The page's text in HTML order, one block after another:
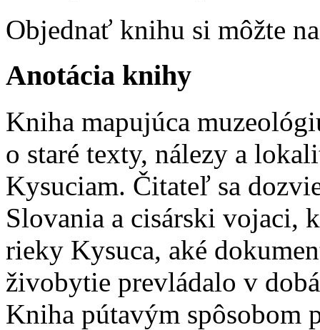
Objednať knihu si môžte
Anotácia knihy
Kniha mapujúca
o staré texty, nálezy a
Kysuciam. Čitateľ sa
Slovania a cisárski
rieky Kysuca, aké
živobytie prevládalo v
Kniha pútavým spôsobom